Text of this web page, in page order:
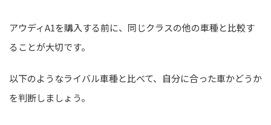
アウディA1を購入する前に、同じクラスの他の車種と比較す
ることが大切です。
以下のようなライバル車種と比べて、自分に合った車かどうか
を判断しましょう。